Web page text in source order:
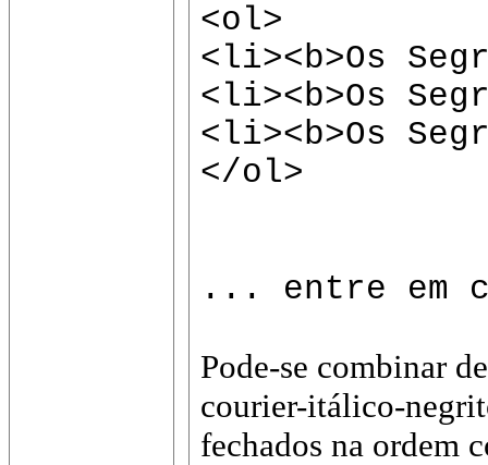
<ol>
<li><b>Os
<li><b>Os
<li><b>Os
</ol>
... entre em
Pode-se combinar
courier-itálico-
fechados na ordem